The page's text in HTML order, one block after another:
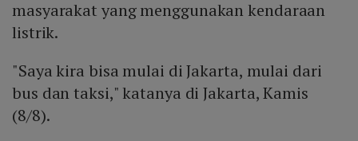
masyarakat yang menggunakan kendaraan
listrik.
"Saya kira bisa mulai di Jakarta, mulai dari
bus dan taksi," katanya di Jakarta, Kamis
(8/8).